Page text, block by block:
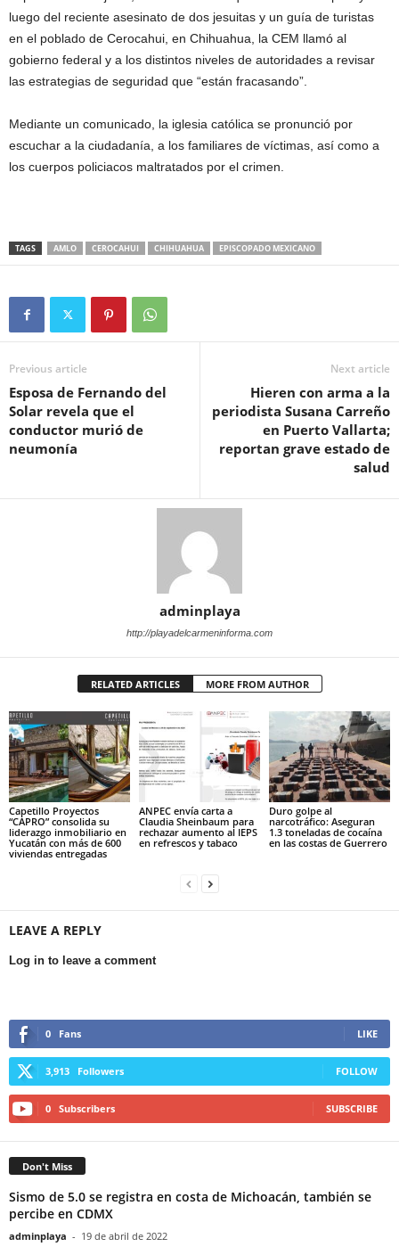
luego del reciente asesinato de dos jesuitas y un guía de turistas
en el poblado de Cerocahui, en Chihuahua, la CEM llamó al
gobierno federal y a los distintos niveles de autoridades a revisar
las estrategias de seguridad que “están fracasando”.
Mediante un comunicado, la iglesia católica se pronunció por
escuchar a la ciudadanía, a los familiares de víctimas, así como a
los cuerpos policiacos maltratados por el crimen.
TAGS AMLO CEROCAHUI CHIHUAHUA EPISCOPADO MEXICANO
Previous article
Esposa de Fernando del
Solar revela que el
conductor murió de
neumonía
Next article
Hieren con arma a la
periodista Susana Carreño
en Puerto Vallarta;
reportan grave estado de
salud
adminplaya
http://playadelcarmeninforma.com
RELATED ARTICLES MORE FROM AUTHOR
Capetillo Proyectos
“CAPRO” consolida su
liderazgo inmobiliario en
Yucatán con más de 600
viviendas entregadas
ANPEC envía carta a
Claudia Sheinbaum para
rechazar aumento al IEPS
en refrescos y tabaco
Duro golpe al
narcotráfico: Aseguran
1.3 toneladas de cocaína
en las costas de Guerrero
LEAVE A REPLY
Log in to leave a comment
0 Fans LIKE
3,913 Followers FOLLOW
0 Subscribers SUBSCRIBE
Don't Miss
Sismo de 5.0 se registra en costa de Michoacán, también se
percibe en CDMX
adminplaya - 19 de abril de 2022